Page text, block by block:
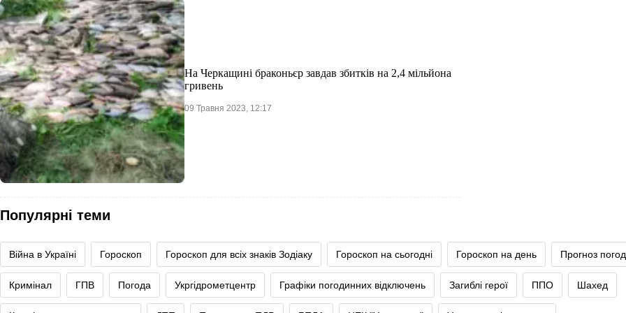
На Черкащині браконьєр завдав збитків на 2,4 мільйона
гривень
09 Травня 2023, 12:17
Популярні теми
Війна в Україні Гороскоп Гороскоп для всіх знаків Зодіаку Гороскоп на сьогодні Гороскоп на день Прогноз
Кримінал ГПВ Погода Укргідрометцентр Графіки погодинних відключень Загиблі герої ППО Шахед